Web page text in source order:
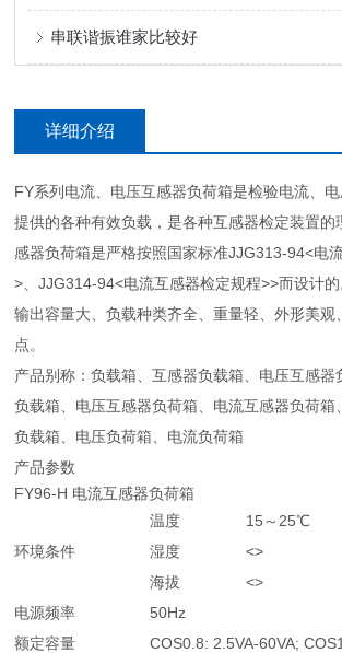
串联谐振谁家比较好
详细介绍
FY系列电流、电压互感器负荷箱是检验电流、
提供的各种有效负载，是各种互感器检定装置的
感器负荷箱是严格按照国家标准JJG313-94<电
>、JJG314-94<电流互感器检定规程>>而设计
输出容量大、负载种类齐全、重量轻、外形美观
点。
产品别称：负载箱、互感器负载箱、电压互感器
负载箱、电压互感器负荷箱、电流互感器负荷箱
负载箱、电压负荷箱、电流负荷箱
产品参数
FY96-H 电流互感器负荷箱
环境条件
温度
15～25℃
湿度
<>
海拔
<>
电源频率
50Hz
额定容量
COS0.8: 2.5VA-60VA;